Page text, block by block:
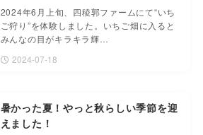
2024年6月上旬、四稜郭ファームにて“いち
ご狩り”を体験しました。いちご畑に入ると
みんなの目がキラキラ輝…
2024-07-18
暑かった夏！やっと秋らしい季節を迎
えました！